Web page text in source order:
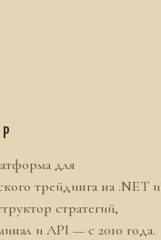
для
трейдинга на .NET и
стратегий,
и API — с 2010 года.